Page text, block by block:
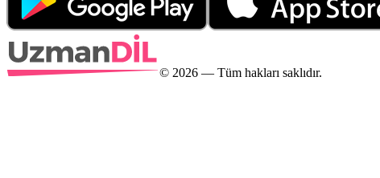
© 2026 — Tüm hakları saklıdır.